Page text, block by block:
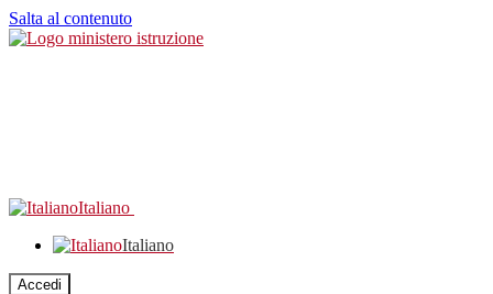
Salta al contenuto
Italiano
Italiano
Accedi